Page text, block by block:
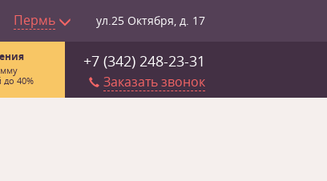
Пермь ул.25 Октября, д. 17
+7 (342) 248-23-31
Заказать звонок
до 40%